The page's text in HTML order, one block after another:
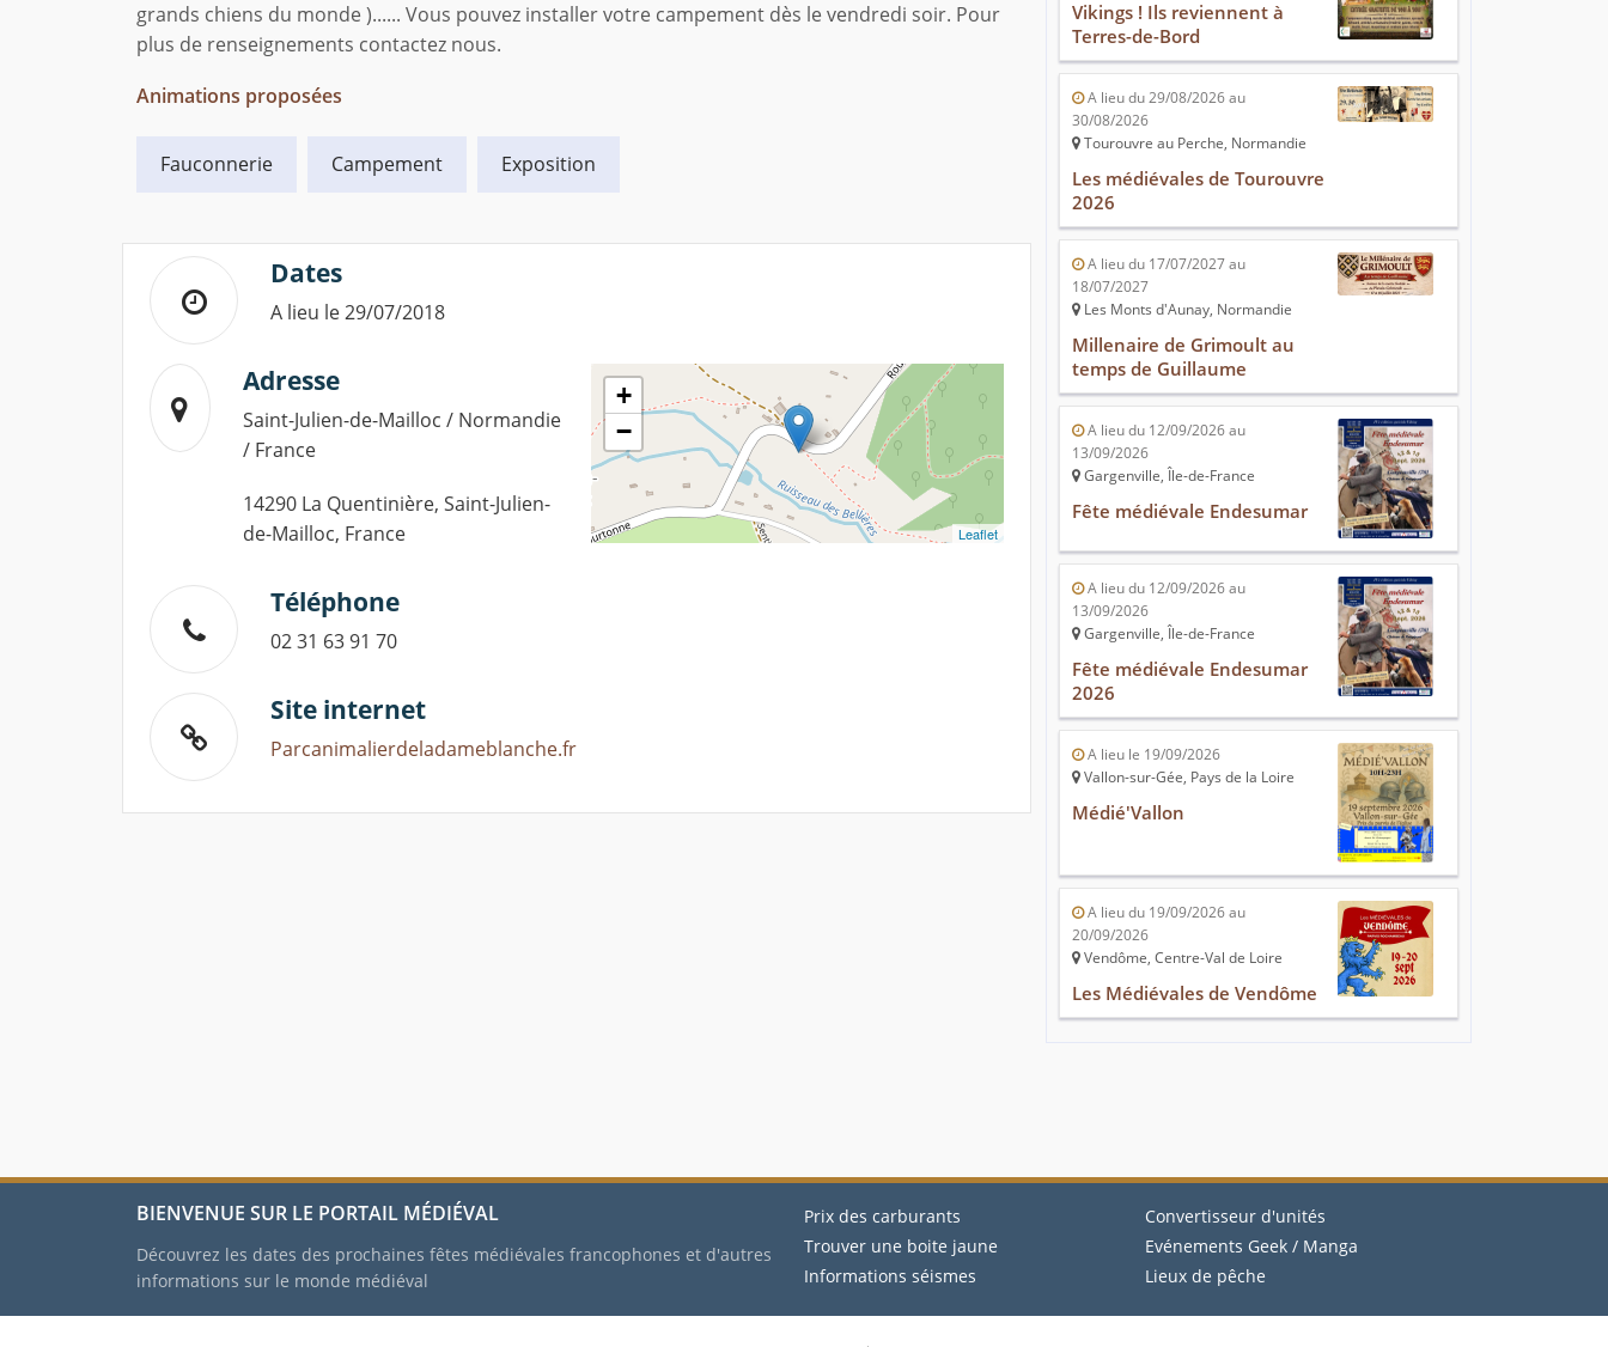
grands chiens du monde )...... Vous pouvez installer votre campement dès le vendredi soir. Pour
plus de renseignements contactez nous.
Animations proposées
Fauconnerie Campement Exposition
Dates
A lieu le 29/07/2018
Adresse
Saint-Julien-de-Mailloc / Normandie
/ France
14290 La Quentinière, Saint-Julien-
de-Mailloc, France
+
−
Leaflet
Téléphone
02 31 63 91 70
Site internet
Parcanimalierdeladameblanche.fr
Vikings ! Ils reviennent à
Terres-de-Bord
A lieu du 29/08/2026 au
30/08/2026
Tourouvre au Perche, Normandie
Les médiévales de Tourouvre
2026
A lieu du 17/07/2027 au
18/07/2027
Les Monts d'Aunay, Normandie
Millenaire de Grimoult au
temps de Guillaume
A lieu du 12/09/2026 au
13/09/2026
Gargenville, Île-de-France
Fête médiévale Endesumar
A lieu du 12/09/2026 au
13/09/2026
Gargenville, Île-de-France
Fête médiévale Endesumar
2026
A lieu le 19/09/2026
Vallon-sur-Gée, Pays de la Loire
Médié'Vallon
A lieu du 19/09/2026 au
20/09/2026
Vendôme, Centre-Val de Loire
Les Médiévales de Vendôme
BIENVENUE SUR LE PORTAIL MÉDIÉVAL
Découvrez les dates des prochaines fêtes médiévales francophones et d'autres
informations sur le monde médiéval
Prix des carburants
Trouver une boite jaune
Informations séismes
Convertisseur d'unités
Evénements Geek / Manga
Lieux de pêche